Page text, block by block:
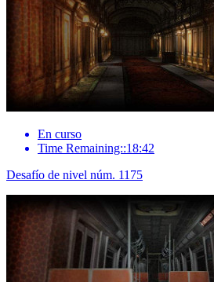
En curso
Time Remaining::18:42
Desafío de nivel núm. 1175